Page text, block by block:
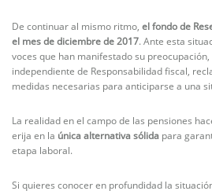
De continuar al mismo ritmo, el fondo de
el mes de diciembre de 2017. Ante esta
voces que han manifestado su
independiente de Responsabilidad fiscal,
medidas necesarias para anticiparse a una
La realidad en el campo de las pensiones
erija en la única alternativa sólida para
etapa laboral.
Si quieres conocer en profundidad la